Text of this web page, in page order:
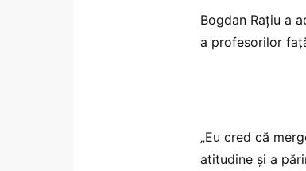
Bogdan Rațiu a
a profesorilor
„Eu cred că
atitudine și a